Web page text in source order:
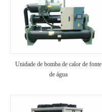
Unidade de bomba de calor de fonte
de água